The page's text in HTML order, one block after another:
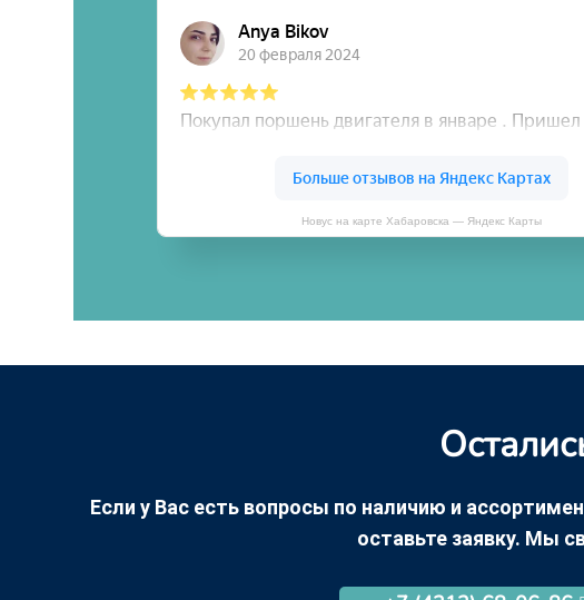
Новус на карте Хабаровска — Яндекс Карты
Если у Вас есть вопросы по наличию и
оставьте заявку. Мы